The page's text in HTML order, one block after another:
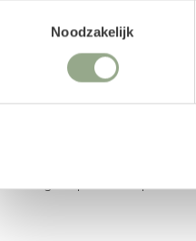
Noodzakelijk
verfijnde houtsnippers,
van bodembedekkers
Kunstplant Ficus Liana (140
Keurig verpakt en op de site